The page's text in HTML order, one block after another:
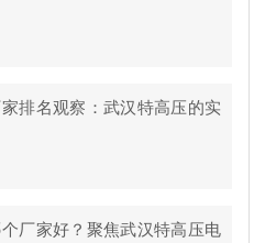
排名观察：武汉特高压的实
厂家好？聚焦武汉特高压电